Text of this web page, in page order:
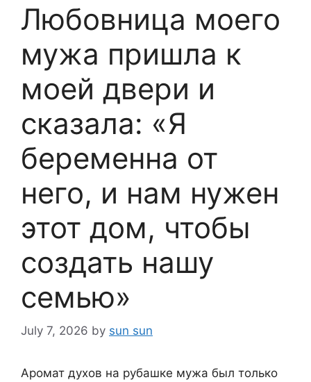
Любовница моего
мужа пришла к
моей двери и
сказала: «Я
беременна от
него, и нам нужен
этот дом, чтобы
создать нашу
семью»
July 7, 2026 by sun sun
Аромат духов на рубашке мужа был только